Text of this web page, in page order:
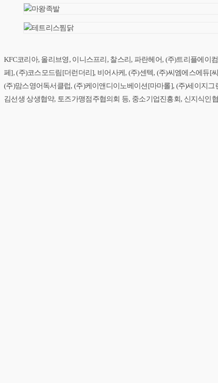
KFC코리아, 올리브영, 이니스프리, 찰스리, 파란헤어, (주)트리플에
페], (주)코스모드림[더런더리], 비어사케, (주)센텍, (주)씨엠에스에듀
(주)맘스영어독서클럽, (주)케이앤디이노베이션[마마롤], (주)세이지
김선생 상생협약, 토즈가맹점주협의회 등, 중소기업진흥회, 신지식인